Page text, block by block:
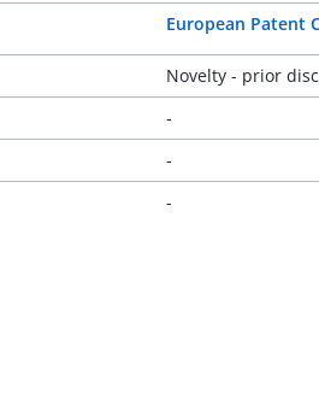
European Patent
Novelty - prior
-
-
-